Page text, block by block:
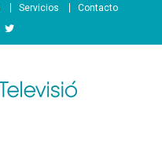
Servicios Contacto